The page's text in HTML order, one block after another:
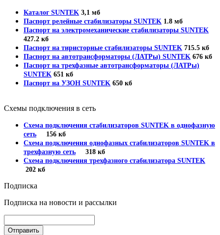
Каталог SUNTEK 3,1 мб
Паспорт релейные стабилизаторы SUNTEK 1.8 мб
Паспорт на электромеханические стабилизаторы SUNTEK
427.2 кб
Паспорт на тиристорные стабилизаторы SUNTEK 715.5 кб
Паспорт на автотрансформаторы (ЛАТРы) SUNTEK 676 кб
Паспорт на трехфазные автотрансформаторы (ЛАТРы)
SUNTEK 651 кб
Паспорт на УЗОН SUNTEK 650 кб
Схемы подключения в сеть
Схема подключения стабилизаторов SUNTEK в однофазную
сеть 156 кб
Схема подключения однофазных стабилизаторов SUNTEK в
трехфазную сеть 318 кб
Схема подключения трехфазного стабилизатора SUNTEK
202 кб
Подписка
Подписка на новости и рассылки